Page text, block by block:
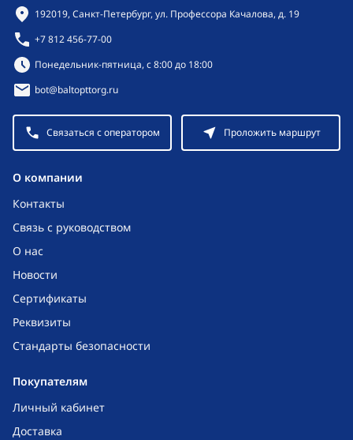
O компании
Контакты
Связь с руководством
О нас
Новости
Сертификаты
Реквизиты
Стандарты безопасности
Покупателям
Личный кабинет
Доставка
Контактная информация
192019, Санкт-Петербург, ул. Профессора Качалова, д. 19
+7 812 456-77-00
Режим работы:
Понедельник-пятница, с 8:00 до 18:00
bot@baltopttorg.ru
Связаться с оператором Проложить маршрут